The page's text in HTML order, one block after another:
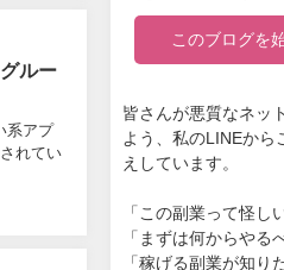
ルー
系アプ
れてい
このブログを
皆さんが悪質なネッ
よう、私のLINEから
えしています。
「この副業って怪し
「まずは何からやる
「稼げる副業が知り